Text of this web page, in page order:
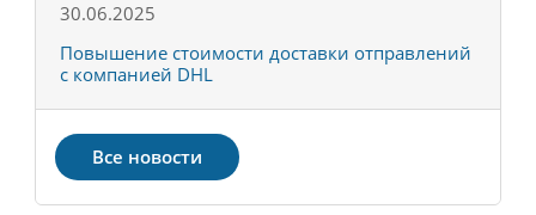
30.06.2025
Повышение стоимости доставки отправлений
с компанией DHL
Все новости